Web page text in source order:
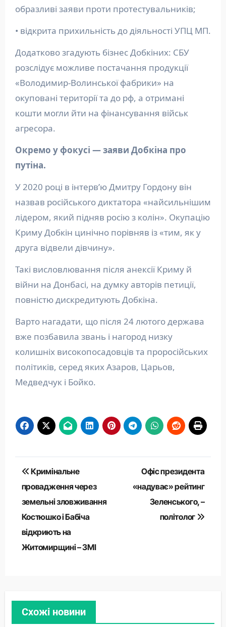
образливі заяви проти протестувальників;
• відкрита прихильність до діяльності УПЦ МП.
Додатково згадують бізнес Добкіних: СБУ
розслідує можливе постачання продукції
«Володимир-Волинської фабрики» на
окуповані території та до рф, а отримані
кошти могли йти на фінансування військ
агресора.
Окремо у фокусі — заяви Добкіна про
путіна.
У 2020 році в інтерв’ю Дмитру Гордону він
назвав російського диктатора «найсильнішим
лідером, який підняв росію з колін». Окупацію
Криму Добкін цинічно порівняв із «тим, як у
друга відвели дівчину».
Такі висловлювання після анексії Криму й
війни на Донбасі, на думку авторів петиції,
повністю дискредитують Добкіна.
Варто нагадати, що після 24 лютого держава
вже позбавила звань і нагород низку
колишніх високопосадовців та проросійських
політиків, серед яких Азаров, Царьов,
Медведчук і Бойко.
Навігація
записів
Кримінальне
провадження через
земельні зловживання
Костюшко і Бабіча
відкриють на
Житомирщині – ЗМІ
Офіс президента
«надуває» рейтинг
Зеленського, –
політолог
Схожі новини